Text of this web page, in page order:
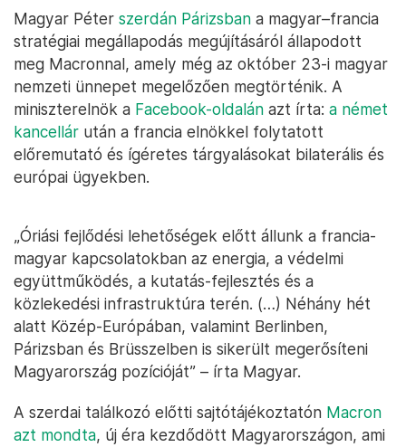
Magyar Péter szerdán Párizsban a magyar–francia
stratégiai megállapodás megújításáról állapodott
meg Macronnal, amely még az október 23-i magyar
nemzeti ünnepet megelőzően megtörténik. A
miniszterelnök a Facebook-oldalán azt írta: a német
kancellár után a francia elnökkel folytatott
előremutató és ígéretes tárgyalásokat bilaterális és
európai ügyekben.
„Óriási fejlődési lehetőségek előtt állunk a francia-
magyar kapcsolatokban az energia, a védelmi
együttműködés, a kutatás-fejlesztés és a
közlekedési infrastruktúra terén. (…) Néhány hét
alatt Közép-Európában, valamint Berlinben,
Párizsban és Brüsszelben is sikerült megerősíteni
Magyarország pozícióját” – írta Magyar.
A szerdai találkozó előtti sajtótájékoztatón Macron
azt mondta, új éra kezdődött Magyarországon, ami